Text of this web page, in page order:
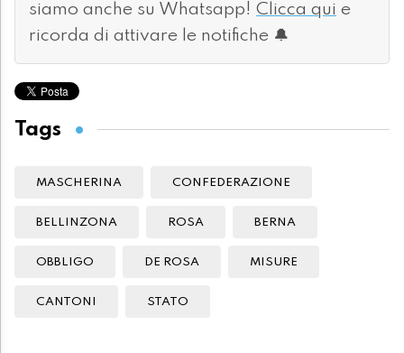
siamo anche su Whatsapp! Clicca qui e
ricorda di attivare le notifiche 🔔
Tags
MASCHERINA CONFEDERAZIONE
BELLINZONA ROSA BERNA
OBBLIGO DE ROSA MISURE
CANTONI STATO